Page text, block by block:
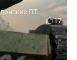
ПТ...
17